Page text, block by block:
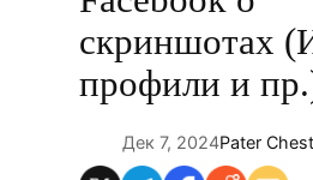
скриншотах
профили и
Дек 7, 2024Pater